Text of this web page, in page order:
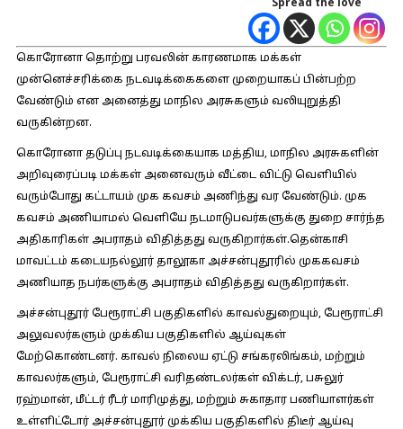
Spread the love
கொரோனா தொற்று பரவலின் காரணமாக மக்கள்
முன்னெச்சரிக்கை நடவடிக்கைகளை முறையாகப் பின்பற்ற
வேண்டும் என அனைத்து மாநில அரசுகளும் வலியுறுத்தி
வருகின்றன.
கொரோனா தடுப்பு நடவடிக்கையாக மத்திய, மாநில அரசுகளின்
அறிவுரைப்படி மக்கள் அனைவரும் வீட்டை விட்டு வெளியில்
வரும்போது கட்டாயம் முக கவசம் அணிந்து வர வேண்டும். முக
கவசம் அணியாமல் வெளியே நடமாடுபவர்களுக்கு துறை சார்ந்த
அதிகாரிகள் அபராதம் விதித்தது வருகிறார்கள்.தென்காசி
மாவட்டம் கடையநல்லூர் தாலூகா அச்சன்புதூரில் முககவசம்
அணியாத நபர்களுக்கு அபராதம் விதித்தது வருகிறார்கள்.
அச்சன்புதூர் பேரூராட்சி பகுதிகளில் காவல்துறையும், பேரூராட்சி
அலுவலர்களும் முக்கிய பகுதிகளில் ஆய்வுகள்
மேற்கொண்டனர். காவல் நிலைய ஏட்டு சங்கரலிங்கம், மற்றும்
காவலர்களும், பேரூராட்சி வரிதண்டலர்கள் விக்டர், பசுலுர்
ரஹ்மான், மீட்டர் ரீடர் மாரிமுத்து, மற்றும் சுகாதார பணியாளர்கள்
உள்ளிட்டோர் அச்சன்புதூர் முக்கிய பகுதிகளில் திடீர் ஆய்வு